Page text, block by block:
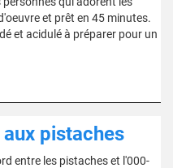
et prêt en 45 minutes.
et acidulé à préparer pour un
pistaches
entre les pistaches et l'000-